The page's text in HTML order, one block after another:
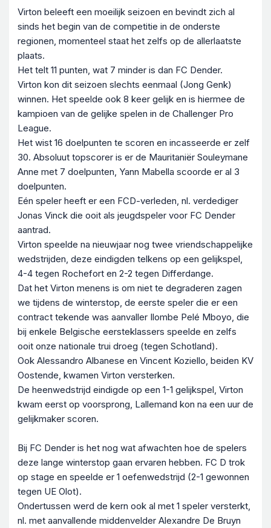
Virton beleeft een moeilijk seizoen en bevindt zich al
sinds het begin van de competitie in de onderste
regionen, momenteel staat het zelfs op de allerlaatste
plaats.
Het telt 11 punten, wat 7 minder is dan FC Dender.
Virton kon dit seizoen slechts eenmaal (Jong Genk)
winnen. Het speelde ook 8 keer gelijk en is hiermee de
kampioen van de gelijke spelen in de Challenger Pro
League.
Het wist 16 doelpunten te scoren en incasseerde er zelf
30. Absoluut topscorer is er de Mauritaniër Souleymane
Anne met 7 doelpunten, Yann Mabella scoorde er al 3
doelpunten.
Eén speler heeft er een FCD-verleden, nl. verdediger
Jonas Vinck die ooit als jeugdspeler voor FC Dender
aantrad.
Virton speelde na nieuwjaar nog twee vriendschappelijke
wedstrijden, deze eindigden telkens op een gelijkspel,
4-4 tegen Rochefort en 2-2 tegen Differdange.
Dat het Virton menens is om niet te degraderen zagen
we tijdens de winterstop, de eerste speler die er een
contract tekende was aanvaller Ilombe Pelé Mboyo, die
bij enkele Belgische eersteklassers speelde en zelfs
ooit onze nationale trui droeg (tegen Schotland).
Ook Alessandro Albanese en Vincent Koziello, beiden KV
Oostende, kwamen Virton versterken.
De heenwedstrijd eindigde op een 1-1 gelijkspel, Virton
kwam eerst op voorsprong, Lallemand kon na een uur de
gelijkmaker scoren.
Bij FC Dender is het nog wat afwachten hoe de spelers
deze lange winterstop gaan ervaren hebben. FC D trok
op stage en speelde er 1 oefenwedstrijd (2-1 gewonnen
tegen UE Olot).
Ondertussen werd de kern ook al met 1 speler versterkt,
nl. met aanvallende middenvelder Alexandre De Bruyn